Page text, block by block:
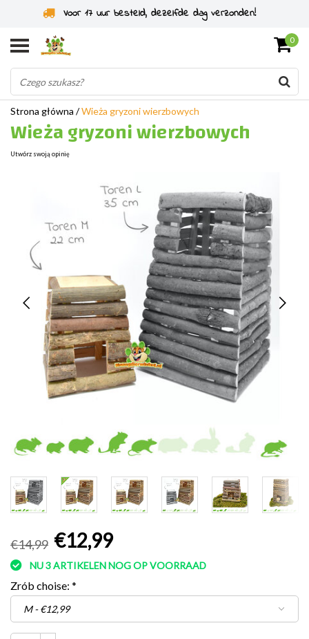
Specjaliści od gryzoni od 2011 roku
0
Strona główna /Wieża gryzoni wierzbowych
Wieża gryzoni wierzbowych
Utwórz swoją opinię
€14,99 €12,99
NU 3 ARTIKELEN NOG OP VOORRAAD
Zrób choise: *